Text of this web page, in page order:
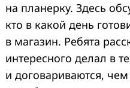
на планерку. Здесь
кто в какой день
в магазин. Ребята
интересного делал в
и договариваются,